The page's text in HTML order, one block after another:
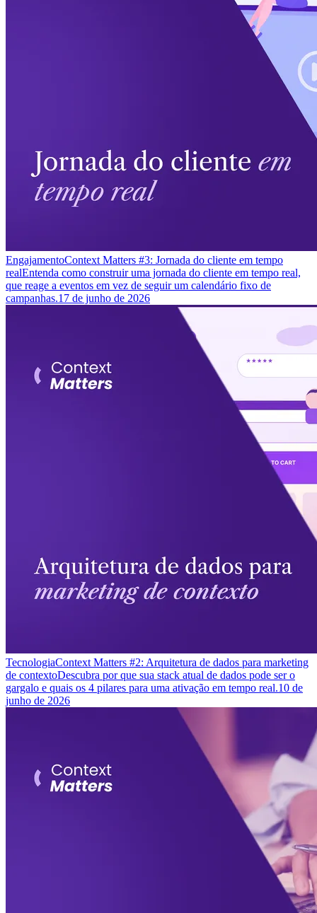
EngajamentoContext Matters #3: Jornada do cliente em tempo
realEntenda como construir uma jornada do cliente em tempo real,
que reage a eventos em vez de seguir um calendário fixo de
campanhas.17 de junho de 2026
TecnologiaContext Matters #2: Arquitetura de dados para marketing
de contextoDescubra por que sua stack atual de dados pode ser o
gargalo e quais os 4 pilares para uma ativação em tempo real.10 de
junho de 2026